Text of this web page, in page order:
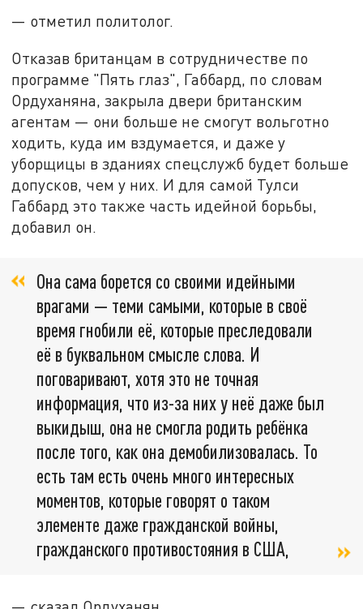
— отметил политолог.
Отказав британцам в сотрудничестве по
программе "Пять глаз", Габбард, по словам
Ордуханяна, закрыла двери британским
агентам — они больше не смогут вольготно
ходить, куда им вздумается, и даже у
уборщицы в зданиях спецслужб будет больше
допусков, чем у них. И для самой Тулси
Габбард это также часть идейной борьбы,
добавил он.
Она сама борется со своими идейными
врагами — теми самыми, которые в своё
время гнобили её, которые преследовали
её в буквальном смысле слова. И
поговаривают, хотя это не точная
информация, что из-за них у неё даже был
выкидыш, она не смогла родить ребёнка
после того, как она демобилизовалась. То
есть там есть очень много интересных
моментов, которые говорят о таком
элементе даже гражданской войны,
гражданского противостояния в США,